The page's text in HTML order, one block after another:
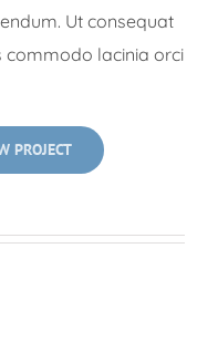
Ut consequat
commodo lacinia orci
PROJECT